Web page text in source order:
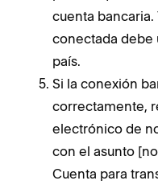
cuenta bancaria.
conectada debe
país.
Si la conexión
correctamente,
electrónico de
con el asunto
Cuenta para